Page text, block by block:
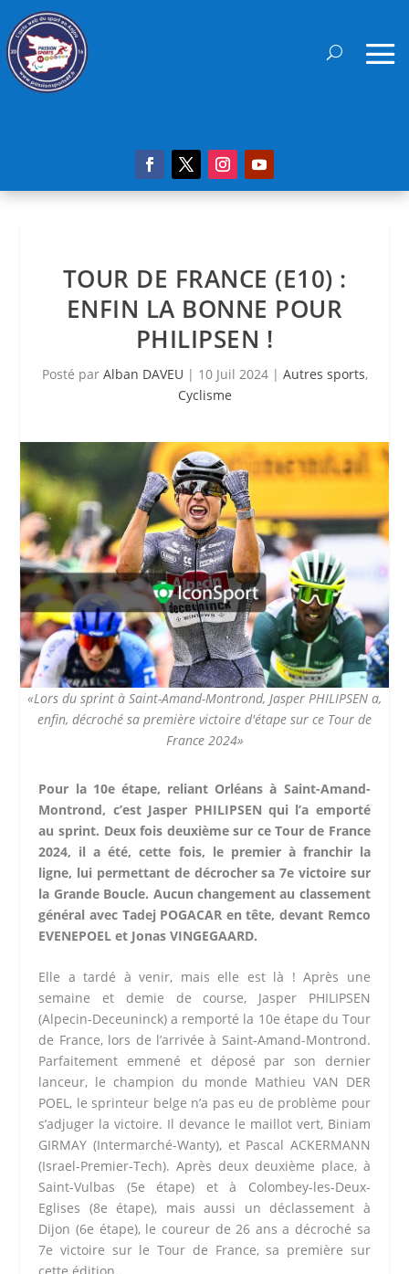
TOUR DE FRANCE (E10) :
ENFIN LA BONNE POUR
PHILIPSEN !
Posté par Alban DAVEU | 10 Juil 2024| Autres sports,
Cyclisme
«Lors du sprint à Saint-Amand-Montrond, Jasper PHILIPSEN a,
enfin, décroché sa première victoire d'étape sur ce Tour de
France 2024»
Pour la 10e étape, reliant Orléans à Saint-Amand-
Montrond, c’est Jasper PHILIPSEN qui l’a emporté
au sprint. Deux fois deuxième sur ce Tour de France
2024, il a été, cette fois, le premier à franchir la
ligne, lui permettant de décrocher sa 7e victoire sur
la Grande Boucle. Aucun changement au classement
général avec Tadej POGACAR en tête, devant Remco
EVENEPOEL et Jonas VINGEGAARD.
Elle a tardé à venir, mais elle est là ! Après une
semaine et demie de course, Jasper PHILIPSEN
(Alpecin-Deceuninck) a remporté la 10e étape du Tour
de France, lors de l’arrivée à Saint-Amand-Montrond.
Parfaitement emmené et déposé par son dernier
lanceur, le champion du monde Mathieu VAN DER
POEL, le sprinteur belge n’a pas eu de problème pour
s’adjuger la victoire. Il devance le maillot vert, Biniam
GIRMAY (Intermarché-Wanty), et Pascal ACKERMANN
(Israel-Premier-Tech). Après deux deuxième place, à
Saint-Vulbas (5e étape) et à Colombey-les-Deux-
Eglises (8e étape), mais aussi un déclassement à
Dijon (6e étape), le coureur de 26 ans a décroché sa
7e victoire sur le Tour de France, sa première sur